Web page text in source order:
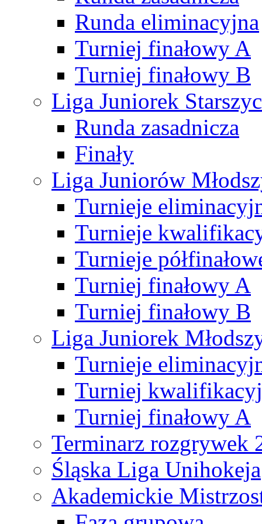
Runda eliminacyjna
Turniej finałowy A
Turniej finałowy B
Liga Juniorek
Runda zasadnicza
Finały
Liga Juniorów
Turnieje
Turnieje
Turnieje
Turniej finałowy A
Turniej finałowy B
Liga Juniorek
Turnieje
Turniej
Turniej finałowy A
Terminarz rozgrywek
Śląska Liga Unihokeja
Akademickie